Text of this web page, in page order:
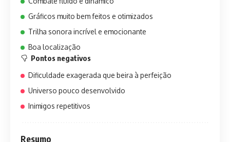
Gráficos muito bem feitos e otimizados
Trilha sonora incrível e emocionante
Boa localização
Pontos negativos
Dificuldade exagerada que beira à perfeição
Universo pouco desenvolvido
Inimigos repetitivos
Resumo